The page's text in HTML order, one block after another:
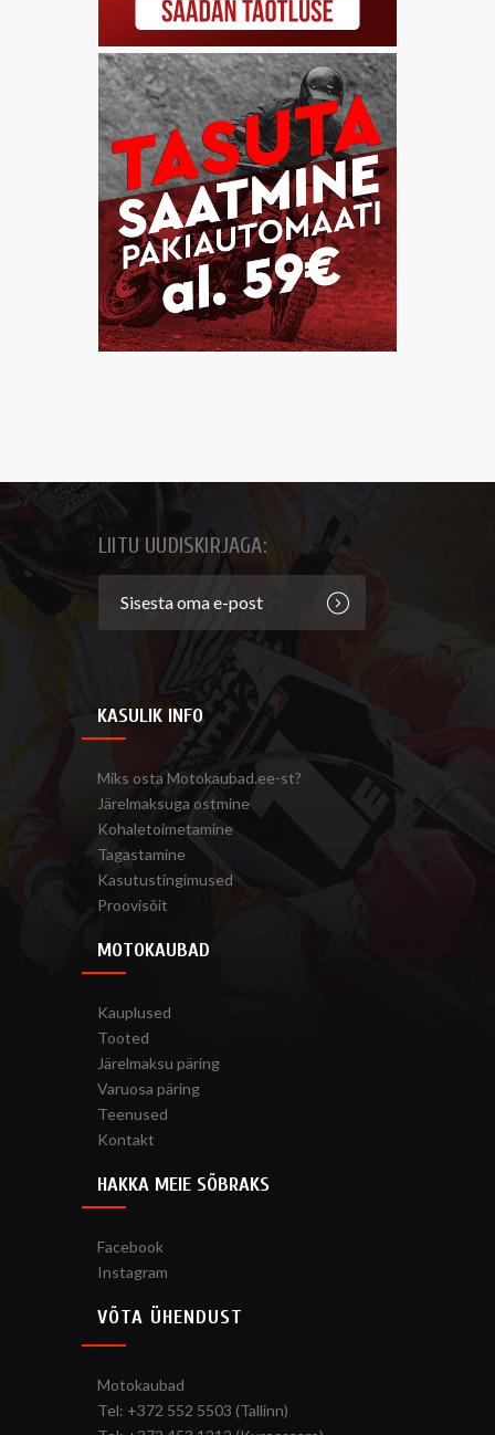
LIITU UUDISKIRJAGA:
KASULIK INFO
Miks osta Motokaubad.ee-st?
Järelmaksuga ostmine
Kohaletoimetamine
Tagastamine
Kasutustingimused
Proovisõit
MOTOKAUBAD
Kauplused
Tooted
Järelmaksu päring
Varuosa päring
Teenused
Kontakt
HAKKA MEIE SÕBRAKS
Facebook
Instagram
VÕTA ÜHENDUST
Motokaubad
Tel: +372 552 5503 (Tallinn)